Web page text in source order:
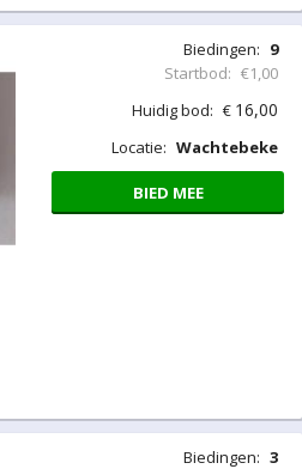
Biedingen: 9
Startbod: €1,00
Huidig bod: € 16,00
Locatie: Wachtebeke
BIED MEE
Biedingen: 3